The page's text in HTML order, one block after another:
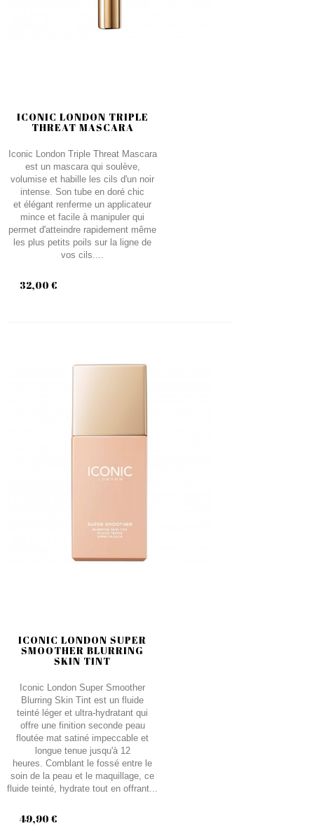
ICONIC LONDON TRIPLE
THREAT MASCARA
Iconic London Triple Threat Mascara
est un mascara qui soulève,
volumise et habille les cils d'un noir
intense. Son tube en doré chic
et élégant renferme un applicateur
mince et facile à manipuler qui
permet d'atteindre rapidement même
les plus petits poils sur la ligne de
vos cils....
32,00 €
ICONIC LONDON SUPER
SMOOTHER BLURRING
SKIN TINT
Iconic London Super Smoother
Blurring Skin Tint est un fluide
teinté léger et ultra-hydratant qui
offre une finition seconde peau
floutée mat satiné impeccable et
longue tenue jusqu'à 12
heures. Comblant le fossé entre le
soin de la peau et le maquillage, ce
fluide teinté, hydrate tout en offrant...
49,90 €